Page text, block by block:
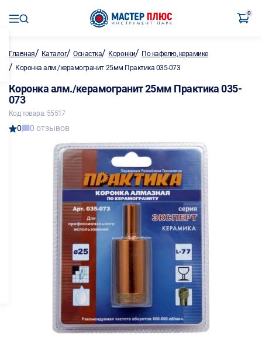
0
Главная/ Каталог/Оснастка/ Коронки/ По кафелю, керамике
/ Коронка алм./керамогранит 25мм Практика 035-073
Коронка алм./керамогранит 25мм Практика 035-
073
Код товара: 55517
0 0 отзывов